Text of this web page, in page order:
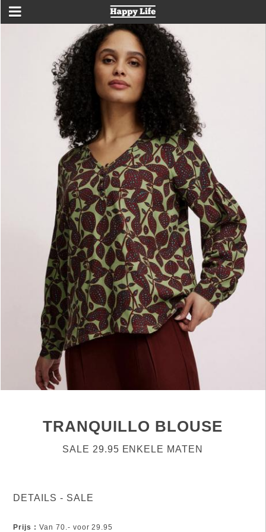
TRANQUILLO BLOUSE
SALE 29.95 ENKELE MATEN
DETAILS - SALE
Prijs : Van 70.- voor 29.95